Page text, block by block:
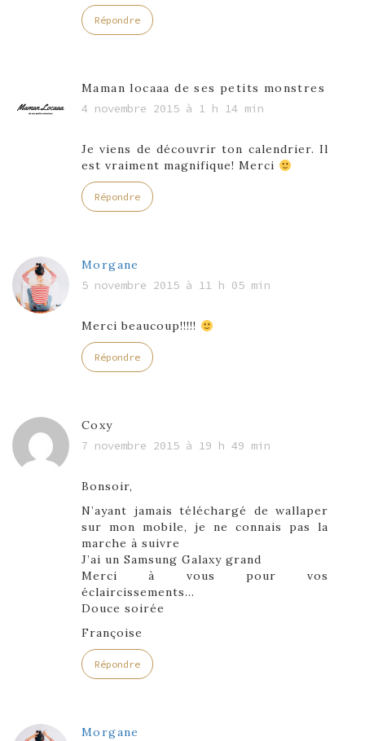
Répondre
Maman locaaa de ses petits monstres
4 novembre 2015 à 1 h 14 min
Je viens de découvrir ton calendrier. Il
est vraiment magnifique! Merci
Répondre
Morgane
5 novembre 2015 à 11 h 05 min
Merci beaucoup!!!!!
Répondre
Coxy
7 novembre 2015 à 19 h 49 min
Bonsoir,
N’ayant jamais téléchargé de wallaper
sur mon mobile, je ne connais pas la
marche à suivre
J’ai un Samsung Galaxy grand
Merci à vous pour vos
éclaircissements…
Douce soirée
Françoise
Répondre
Morgane